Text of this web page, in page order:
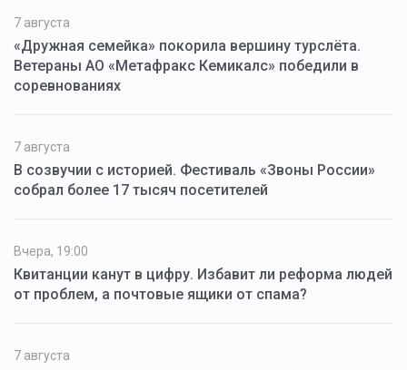
7 августа
«Дружная семейка» покорила вершину турслёта.
Ветераны АО «Метафракс Кемикалс» победили в
соревнованиях
7 августа
В созвучии с историей. Фестиваль «Звоны России»
собрал более 17 тысяч посетителей
Вчера, 19:00
Квитанции канут в цифру. Избавит ли реформа людей
от проблем, а почтовые ящики от спама?
7 августа